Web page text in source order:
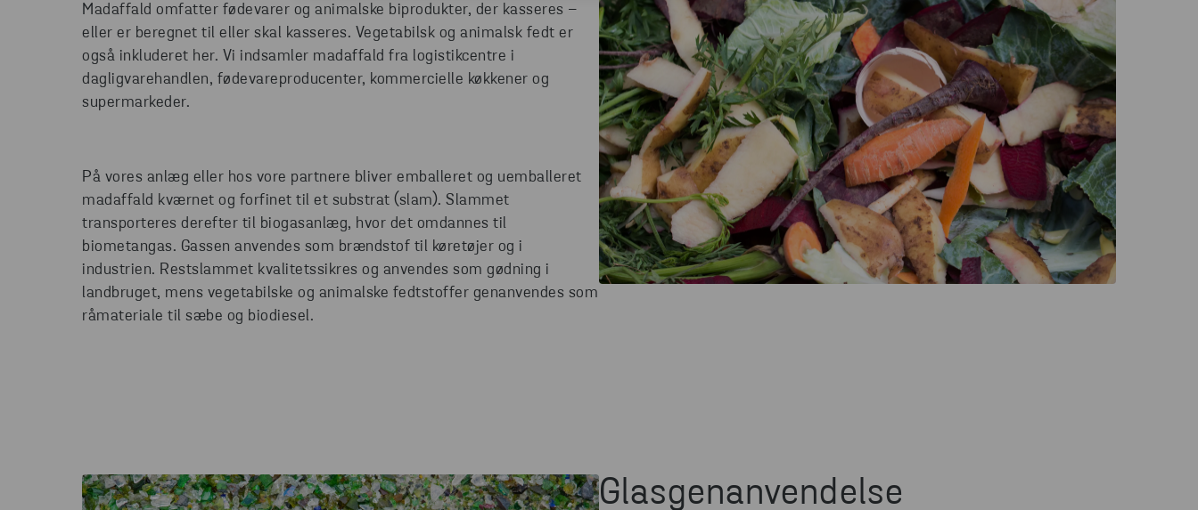
Madaffald omfatter fødevarer og animalske biprodukter, der kasseres –
eller er beregnet til eller skal kasseres. Vegetabilsk og animalsk fedt er
også inkluderet her. Vi indsamler madaffald fra logistikcentre i
dagligvarehandlen, fødevareproducenter, kommercielle køkkener og
supermarkeder.
På vores anlæg eller hos vore partnere bliver emballeret og uemballeret
madaffald kværnet og forfinet til et substrat (slam). Slammet
transporteres derefter til biogasanlæg, hvor det omdannes til
biometangas. Gassen anvendes som brændstof til køretøjer og i
industrien. Restslammet kvalitetssikres og anvendes som gødning i
landbruget, mens vegetabilske og animalske fedtstoffer genanvendes som
råmateriale til sæbe og biodiesel.
Glasgenanvendelse